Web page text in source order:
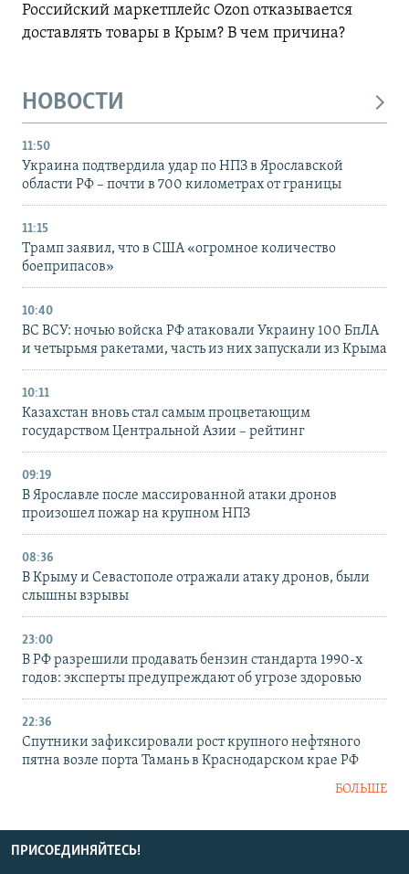
Российский маркетплейс Ozon отказывается
доставлять товары в Крым? В чем причина?
НОВОСТИ
11:50
Украина подтвердила удар по НПЗ в Ярославской
области РФ – почти в 700 километрах от границы
11:15
Трамп заявил, что в США «огромное количество
боеприпасов»
10:40
ВС ВСУ: ночью войска РФ атаковали Украину 100 БпЛА
и четырьмя ракетами, часть из них запускали из Крыма
10:11
Казахстан вновь стал самым процветающим
государством Центральной Азии – рейтинг
09:19
В Ярославле после массированной атаки дронов
произошел пожар на крупном НПЗ
08:36
В Крыму и Севастополе отражали атаку дронов, были
слышны взрывы
23:00
В РФ разрешили продавать бензин стандарта 1990-х
годов: эксперты предупреждают об угрозе здоровью
22:36
Спутники зафиксировали рост крупного нефтяного
пятна возле порта Тамань в Краснодарском крае РФ
БОЛЬШЕ
ПРИСОЕДИНЯЙТЕСЬ!